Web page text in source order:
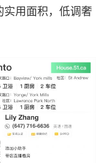
用面积，低调奢